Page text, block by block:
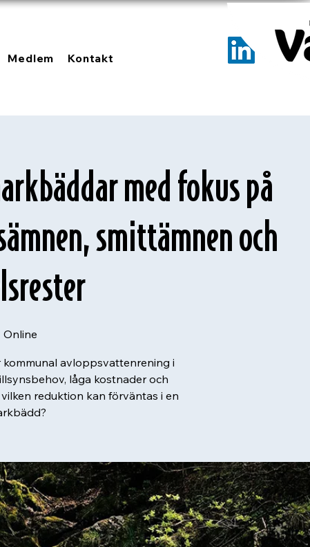
Medlem Kontakt
med fokus på
smittämnen och
Online
avloppsvattenrening i
låga kostnader och
reduktion kan förväntas i en